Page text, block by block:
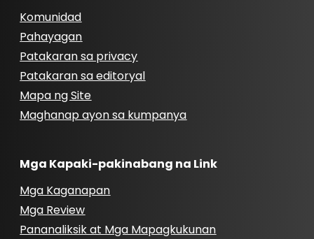
Komunidad
Pahayagan
Patakaran sa privacy
Patakaran sa editoryal
Mapa ng Site
Maghanap ayon sa kumpanya
Mga Kapaki-pakinabang na Link
Mga Kaganapan
Mga Review
Pananaliksik at Mga Mapagkukunan